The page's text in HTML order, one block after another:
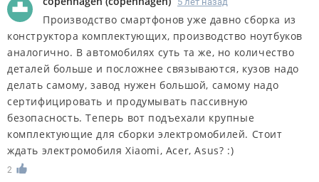
Производство смартфонов уже давно сборка из
конструктора комплектующих, производство ноутбуков
аналогично. В автомобилях суть та же, но количество
деталей больше и посложнее связываются, кузов надо
делать самому, завод нужен большой, самому надо
сертифицировать и продумывать пассивную
безопасность. Теперь вот подъехали крупные
комплектующие для сборки электромобилей. Стоит
ждать электромобиля Xiaomi, Acer, Asus? :)
2